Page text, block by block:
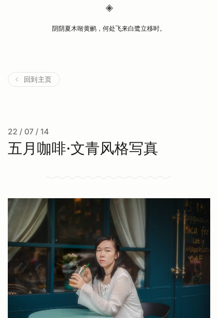
◈
阴阴夏木啭黄鹂，何处飞来白鹭立移时。
回到主页
22 / 07 / 14
五月咖啡·文青风格写真